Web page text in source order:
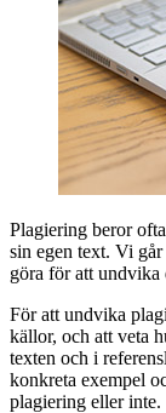
Plagiering beror
sin egen text. Vi
göra för att undvika
För att undvika
källor, och att veta
texten och i
konkreta exempel
plagiering eller inte.